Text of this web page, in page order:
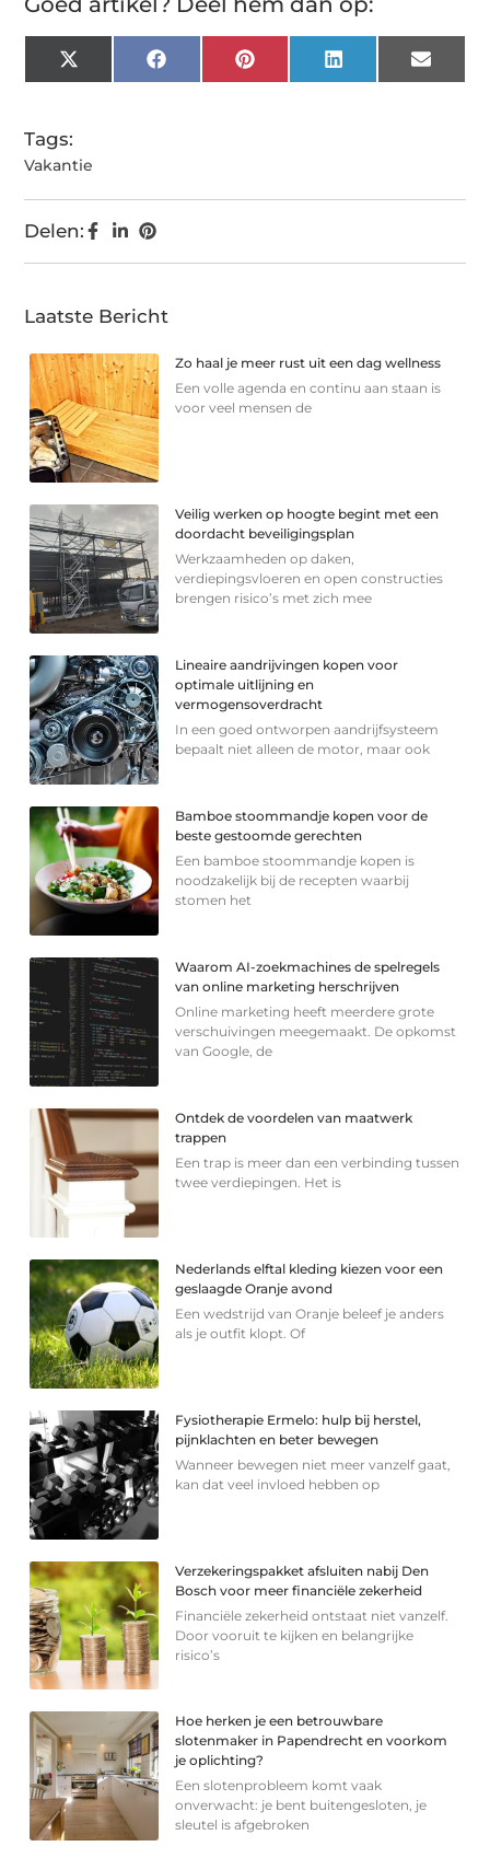
X
(Twitter)
FacebookPinterest LinkedIn Email
Tags:
Vakantie
Delen:
Laatste Bericht
Zo haal je meer rust uit een dag wellness
Een volle agenda en continu aan staan is
voor veel mensen de
Veilig werken op hoogte begint met een
doordacht beveiligingsplan
Werkzaamheden op daken,
verdiepingsvloeren en open constructies
brengen risico’s met zich mee
Lineaire aandrijvingen kopen voor
optimale uitlijning en
vermogensoverdracht
In een goed ontworpen aandrijfsysteem
bepaalt niet alleen de motor, maar ook
Bamboe stoommandje kopen voor de
beste gestoomde gerechten
Een bamboe stoommandje kopen is
noodzakelijk bij de recepten waarbij
stomen het
Waarom AI-zoekmachines de spelregels
van online marketing herschrijven
Online marketing heeft meerdere grote
verschuivingen meegemaakt. De opkomst
van Google, de
Ontdek de voordelen van maatwerk
trappen
Een trap is meer dan een verbinding tussen
twee verdiepingen. Het is
Nederlands elftal kleding kiezen voor een
geslaagde Oranje avond
Een wedstrijd van Oranje beleef je anders
als je outfit klopt. Of
Fysiotherapie Ermelo: hulp bij herstel,
pijnklachten en beter bewegen
Wanneer bewegen niet meer vanzelf gaat,
kan dat veel invloed hebben op
Verzekeringspakket afsluiten nabij Den
Bosch voor meer financiële zekerheid
Financiële zekerheid ontstaat niet vanzelf.
Door vooruit te kijken en belangrijke
risico’s
Hoe herken je een betrouwbare
slotenmaker in Papendrecht en voorkom
je oplichting?
Een slotenprobleem komt vaak
onverwacht: je bent buitengesloten, je
sleutel is afgebroken